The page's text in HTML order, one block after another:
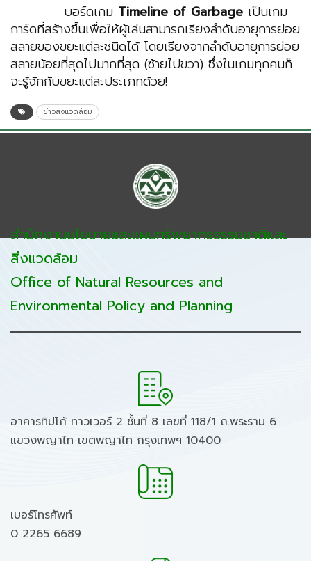
บอร์ดเกม Timeline of Garbage เป็นเกม
การ์ดที่สร้างขึ้นเพื่อให้ผู้เล่นสามารถเรียงลำดับอายุการย่อย
สลายของขยะแต่ละชนิดได้ โดยเรียงจากลำดับอายุการย่อย
สลายน้อยที่สุดไปมากที่สุด (ซ้ายไปขวา) ซึ่งในเกมทุกคนก็
จะรู้จักกับขยะแต่ละประเภทด้วย!
ข่าวสิ่งแวดล้อม
สำนักงานนโยบายและแผนทรัพยากรธรรมชาติและ
สิ่งแวดล้อม
Office of Natural Resources and
Environmental Policy and Planning
อาคารทิปโก้ ทาวเวอร์ 2 ชั้นที่ 8 เลขที่ 118/1 ถ.พระราม 6
แขวงพญาไท เขตพญาไท กรุงเทพฯ 10400
เบอร์โทรศัพท์
0 2265 6689